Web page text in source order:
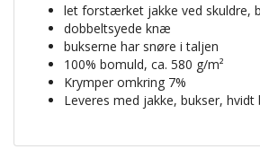
let forstærket jakke ved skuldre,
dobbeltsyede knæ
bukserne har snøre i taljen
100% bomuld, ca. 580 g/m²
Krymper omkring 7%
Leveres med jakke, bukser,